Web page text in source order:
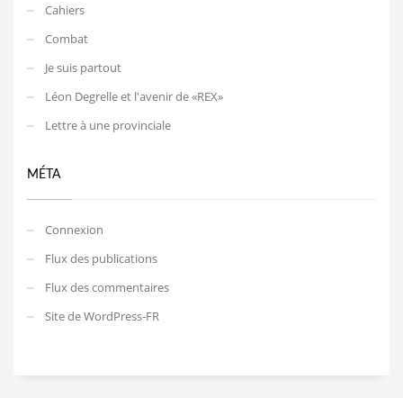
Cahiers
Combat
Je suis partout
Léon Degrelle et l'avenir de «REX»
Lettre à une provinciale
MÉTA
Connexion
Flux des publications
Flux des commentaires
Site de WordPress-FR